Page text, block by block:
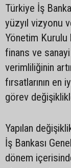
Türkiye İş
yüzyıl vizyonu
Yönetim Kurulu
finans ve
verimliliğinin
fırsatlarının en
görev
Yapılan
İş Bankası
dönem